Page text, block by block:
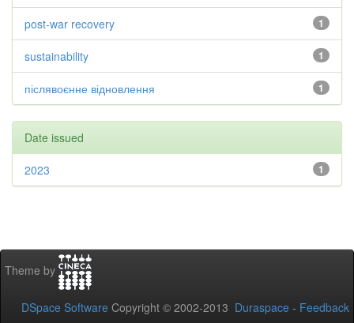
1
post-war recovery
1
sustainability
1
післявоєнне відновлення
Date issued
1
2023
Theme by
DSpace Software Copyright © 2002-2013 Duraspace - Feedback